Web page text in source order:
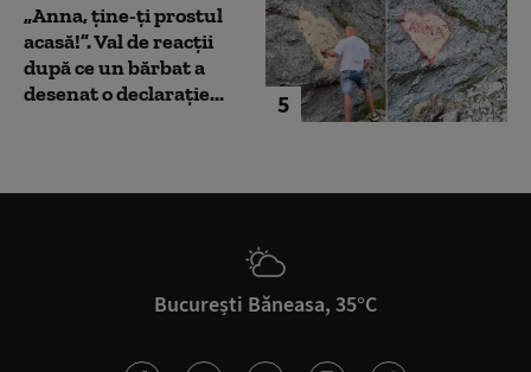
5
„Anna, ţine-ţi prostul
acasă!”. Val de reacții
după ce un bărbat a
desenat o declarație...
București Băneasa, 35°C